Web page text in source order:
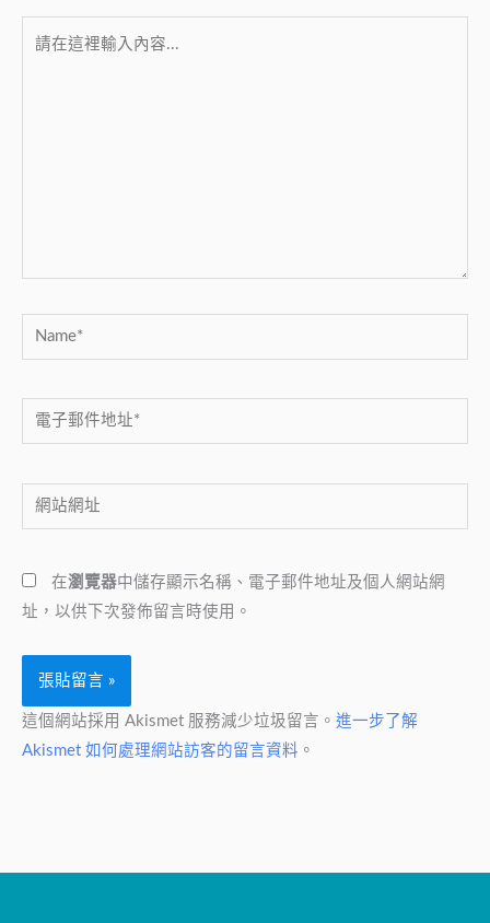
Name*
電
子
件
地
*
網
站
址
在瀏覽器中儲存顯示名稱、電子郵件地址及個人網站網
址，以供下次發佈留言時使用。
這個網站採用 Akismet 服務減少垃圾留言。 進一步了解
Akismet 如何處理網站訪客的留言資料 。